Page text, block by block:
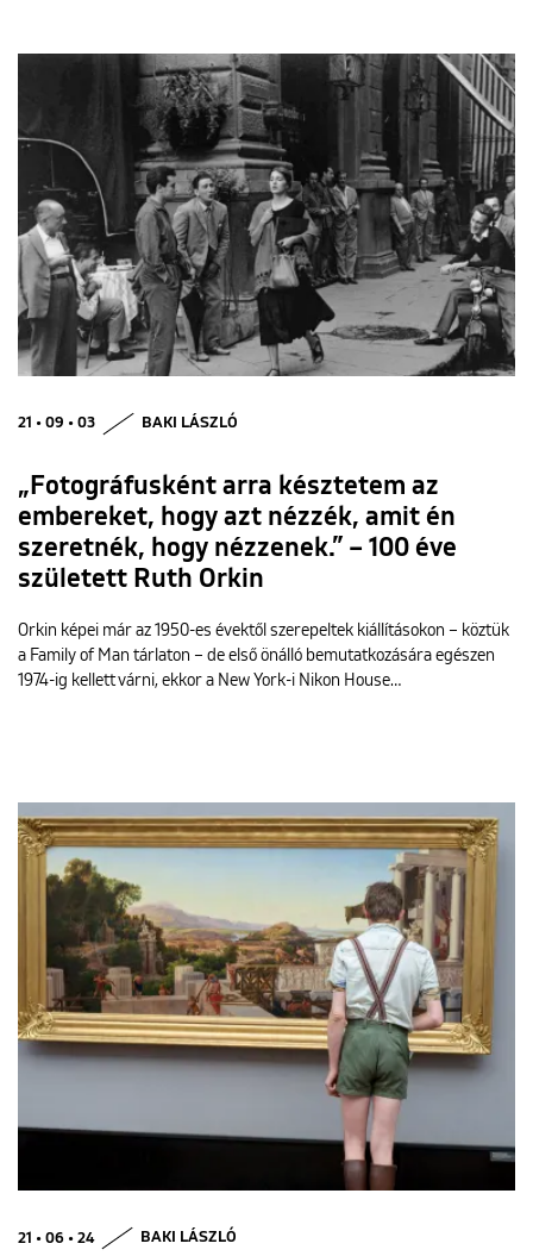
21 • 09 • 03 BAKI LÁSZLÓ
„Fotográfusként arra késztetem az
embereket, hogy azt nézzék, amit én
szeretnék, hogy nézzenek.” – 100 éve
született Ruth Orkin
Orkin képei már az 1950-es évektől szerepeltek kiállításokon – köztük
a Family of Man tárlaton – de első önálló bemutatkozására egészen
1974-ig kellett várni, ekkor a New York-i Nikon House…
21 • 06 • 24 BAKI LÁSZLÓ